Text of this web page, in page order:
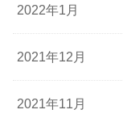
2022年1月
2021年12月
2021年11月